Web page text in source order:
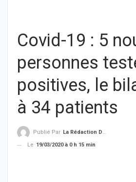
Covid-19 : 5
personnes
positives, le
à 34 patients
Publié Par La Rédaction De THIEYSENEGAL.com
Le 19/03/2020 à 0 h 15 min